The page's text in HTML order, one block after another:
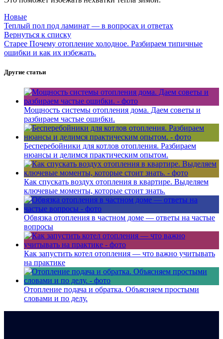
Новые
Теплый пол под ламинат — в вопросах и ответах
Вернуться к списку
Старее Почему отопление холодное. Разбираем типичные
ошибки и как их избежать.
Другие статьи
Мощность системы отопления дома. Даем советы и
разбираем частые ошибки.
Бесперебойники для котлов отопления. Разбираем
нюансы и делимся практическим опытом.
Как спускать воздух отопления в квартире. Выделяем
ключевые моменты, которые стоит знать.
Обвязка отопления в частном доме — ответы на частые
вопросы
Как запустить котел отопления — что важно учитывать
на практике
Отопление подача и обратка. Объясняем простыми
словами и по делу.